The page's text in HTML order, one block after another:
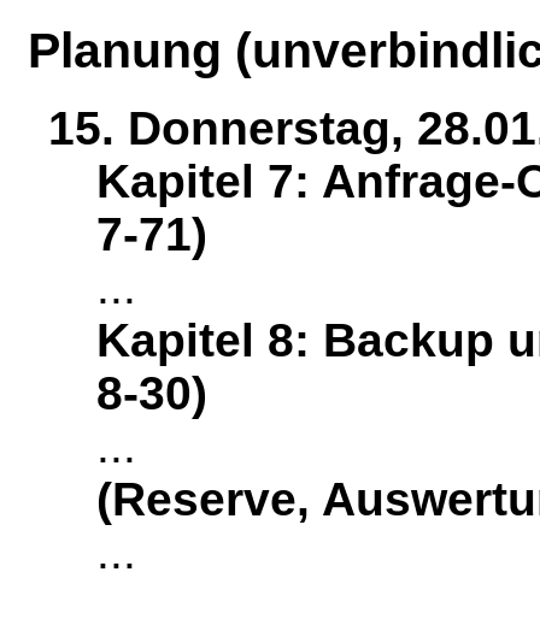
Planung
15. Donnerstag,
Kapitel 7: Anfrage-
7-71)
...
Kapitel 8: Backup
8-30)
...
(Reserve,
...